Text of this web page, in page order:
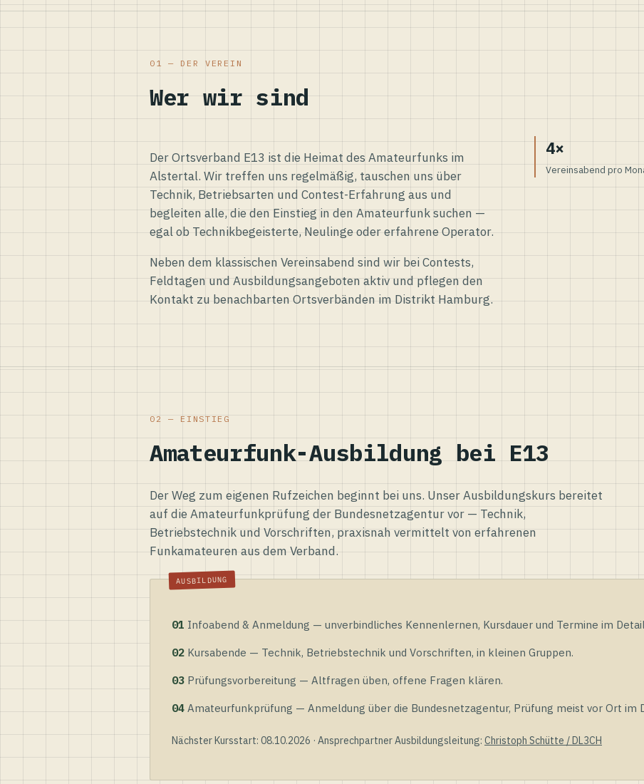
01 — DER VEREIN
Wer wir sind
Der Ortsverband E13 ist die Heimat des Amateurfunks im
Alstertal. Wir treffen uns regelmäßig, tauschen uns über
Technik, Betriebsarten und Contest-Erfahrung aus und
begleiten alle, die den Einstieg in den Amateurfunk suchen —
egal ob Technikbegeisterte, Neulinge oder erfahrene Operator.
Neben dem klassischen Vereinsabend sind wir bei Contests,
Feldtagen und Ausbildungsangeboten aktiv und pflegen den
Kontakt zu benachbarten Ortsverbänden im Distrikt Hamburg.
4×
Vereinsabend pro
02 — EINSTIEG
Amateurfunk-Ausbildung bei E13
Der Weg zum eigenen Rufzeichen beginnt bei uns. Unser Ausbildungskurs bereitet
auf die Amateurfunkprüfung der Bundesnetzagentur vor — Technik,
Betriebstechnik und Vorschriften, praxisnah vermittelt von erfahrenen
Funkamateuren aus dem Verband.
01 Infoabend & Anmeldung — unverbindliches Kennenlernen, Kursdauer und Termine im
02 Kursabende — Technik, Betriebstechnik und Vorschriften, in kleinen Gruppen.
03 Prüfungsvorbereitung — Altfragen üben, offene Fragen klären.
04 Amateurfunkprüfung — Anmeldung über die Bundesnetzagentur, Prüfung meist vor Ort im
Nächster Kursstart: 08.10.2026 · Ansprechpartner Ausbildungsleitung: Christoph Schütte / DL3CH